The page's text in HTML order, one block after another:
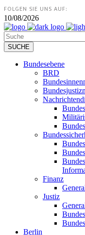
FOLGEN SIE UNS AUF:
10/08/2026
Bundesebene
BRD
Finanz
Justiz
Berlin